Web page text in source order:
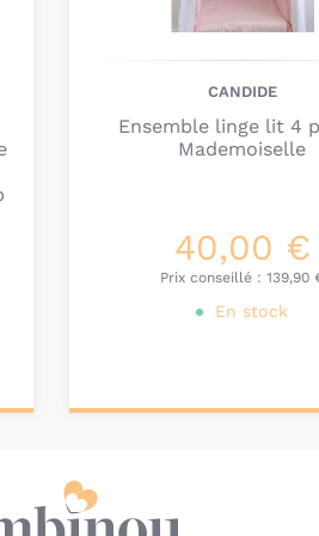
CANDIDE
Ensemble linge lit 4
Mademoiselle
40,00 €
Prix conseillé :139,90
En stock